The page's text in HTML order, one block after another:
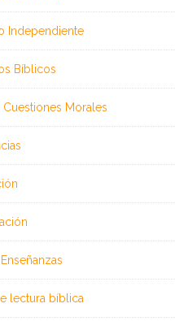
Independiente
Bíblicos
Cuestiones Morales
lectura bíblica